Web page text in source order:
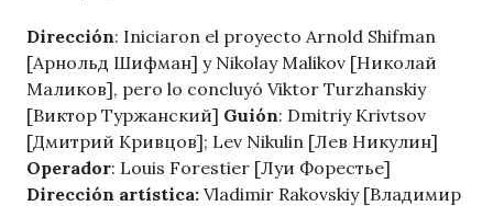
Dirección: Iniciaron el proyecto Arnold Shifman
[Арнольд Шифман] y Nikolay Malikov [Николай
Маликов], pero lo concluyó Viktor Turzhanskiy
[Виктор Туржанский] Guión: Dmitriy Krivtsov
[Дмитрий Кривцов]; Lev Nikulin [Лев Никулин]
Operador: Louis Forestier [Луи Форестье]
Dirección artística: Vladimir Rakovskiy [Владимир